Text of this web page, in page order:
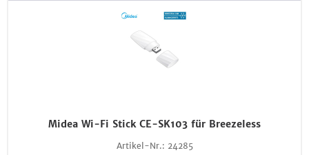
Midea Wi-Fi Stick CE-SK103 für Breezeless
Artikel-Nr.: 24285